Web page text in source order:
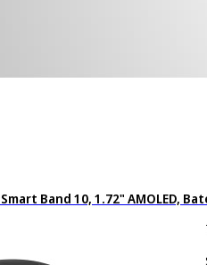
Band 10, 1.72" AMOLED,